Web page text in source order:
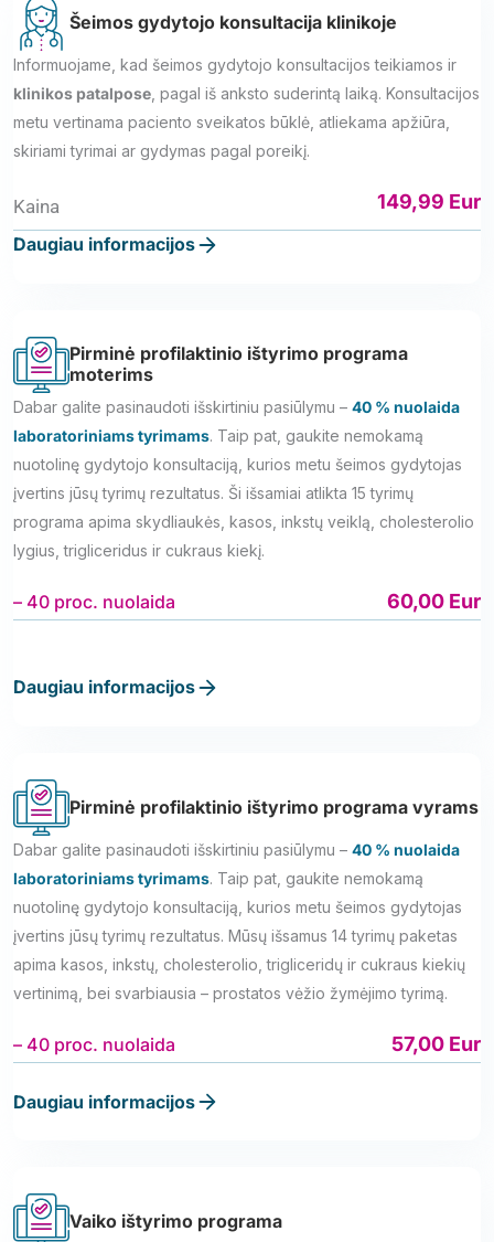
Šeimos gydytojo konsultacija klinikoje
Informuojame, kad šeimos gydytojo konsultacijos teikiamos ir
klinikos patalpose , pagal iš anksto suderintą laiką. Konsultacijos
metu vertinama paciento sveikatos būklė, atliekama apžiūra,
skiriami tyrimai ar gydymas pagal poreikį.
Kaina 149,99 Eur
Daugiau informacijos
Pirminė profilaktinio ištyrimo programa
moterims
Dabar galite pasinaudoti išskirtiniu pasiūlymu – 40 % nuolaida
laboratoriniams tyrimams. Taip pat, gaukite nemokamą
nuotolinę gydytojo konsultaciją, kurios metu šeimos gydytojas
įvertins jūsų tyrimų rezultatus. Ši išsamiai atlikta 15 tyrimų
programa apima skydliaukės, kasos, inkstų veiklą, cholesterolio
lygius, trigliceridus ir cukraus kiekį.
– 40 proc. nuolaida 60,00 Eur
Daugiau informacijos
Pirminė profilaktinio ištyrimo programa vyrams
Dabar galite pasinaudoti išskirtiniu pasiūlymu – 40 % nuolaida
laboratoriniams tyrimams. Taip pat, gaukite nemokamą
nuotolinę gydytojo konsultaciją, kurios metu šeimos gydytojas
įvertins jūsų tyrimų rezultatus. Mūsų išsamus 14 tyrimų paketas
apima kasos, inkstų, cholesterolio, trigliceridų ir cukraus kiekių
vertinimą, bei svarbiausia – prostatos vėžio žymėjimo tyrimą.
– 40 proc. nuolaida 57,00 Eur
Daugiau informacijos
Vaiko ištyrimo programa